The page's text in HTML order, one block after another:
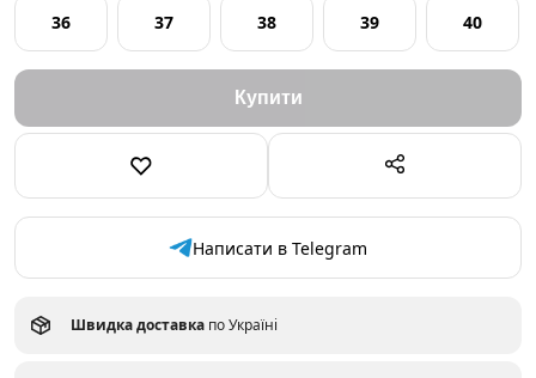
36 37 38 39 40
Написати в Telegram
Швидка доставка по Україні